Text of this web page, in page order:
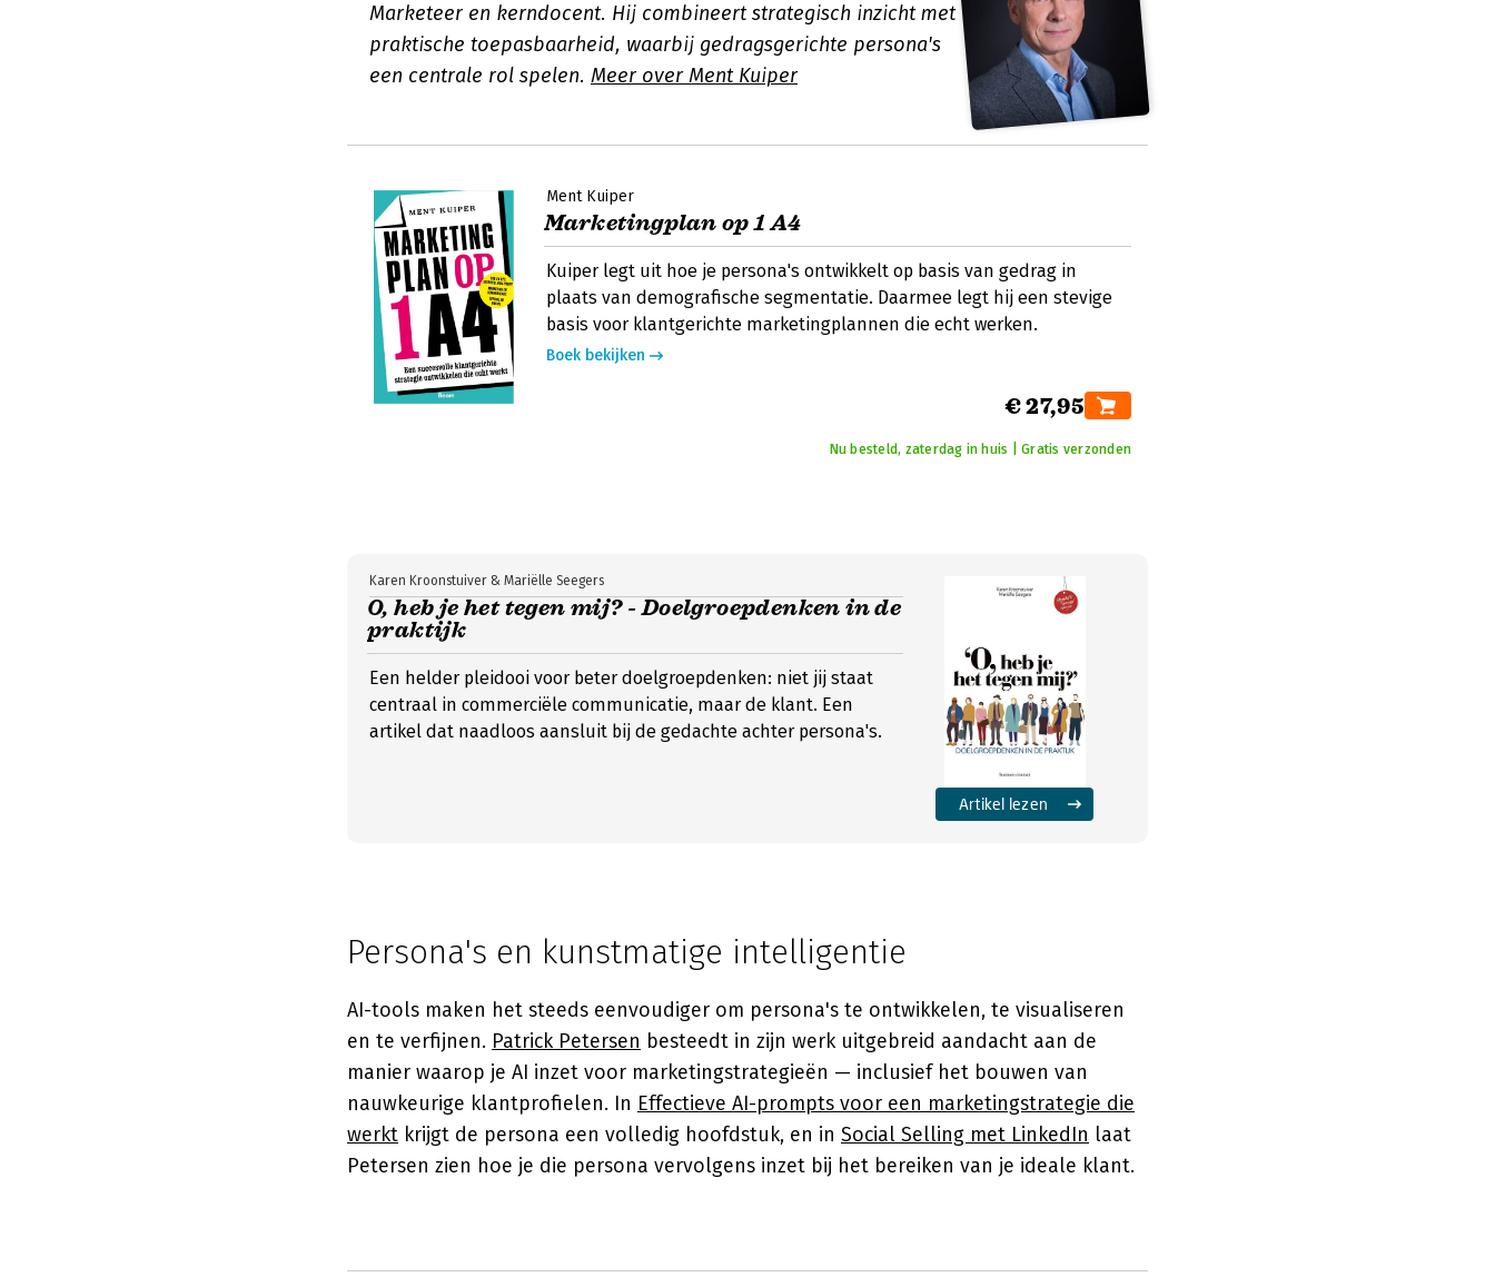
Marketeer en kerndocent. Hij combineert strategisch inzicht met
praktische toepasbaarheid, waarbij gedragsgerichte persona's
een centrale rol spelen. Meer over Ment Kuiper
Ment Kuiper
Marketingplan op 1 A4
Kuiper legt uit hoe je persona's ontwikkelt op basis van gedrag in
plaats van demografische segmentatie. Daarmee legt hij een stevige
basis voor klantgerichte marketingplannen die echt werken.
Boek bekijken
€ 27,95
Nu besteld, zaterdag in huis | Gratis verzonden
O, heb je het tegen mij? - Doelgroepdenken in de
praktijk
Karen Kroonstuiver & Mariëlle Seegers
Een helder pleidooi voor beter doelgroepdenken: niet jij staat
centraal in commerciële communicatie, maar de klant. Een
artikel dat naadloos aansluit bij de gedachte achter persona's.
Artikel lezen
Persona's en kunstmatige intelligentie
AI-tools maken het steeds eenvoudiger om persona's te ontwikkelen, te visualiseren
en te verfijnen. Patrick Petersen besteedt in zijn werk uitgebreid aandacht aan de
manier waarop je AI inzet voor marketingstrategieën — inclusief het bouwen van
nauwkeurige klantprofielen. In Effectieve AI-prompts voor een marketingstrategie die
werkt krijgt de persona een volledig hoofdstuk, en in Social Selling met LinkedIn laat
Petersen zien hoe je die persona vervolgens inzet bij het bereiken van je ideale klant.